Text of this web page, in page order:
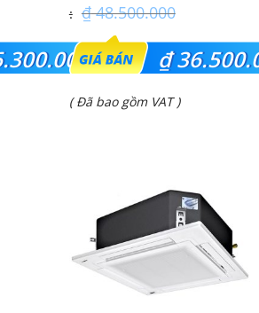
₫48.500.000
Giá
gốc
là:
₫
Giá
₫ 36.500.000.
( Đã bao gồm VAT )